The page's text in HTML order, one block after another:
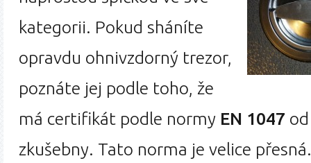
kategorii. Pokud sháníte
opravdu ohnivzdorný trezor,
poznáte jej podle toho, že
má certifikát podle normy EN 1047
zkušebny. Tato norma je velice